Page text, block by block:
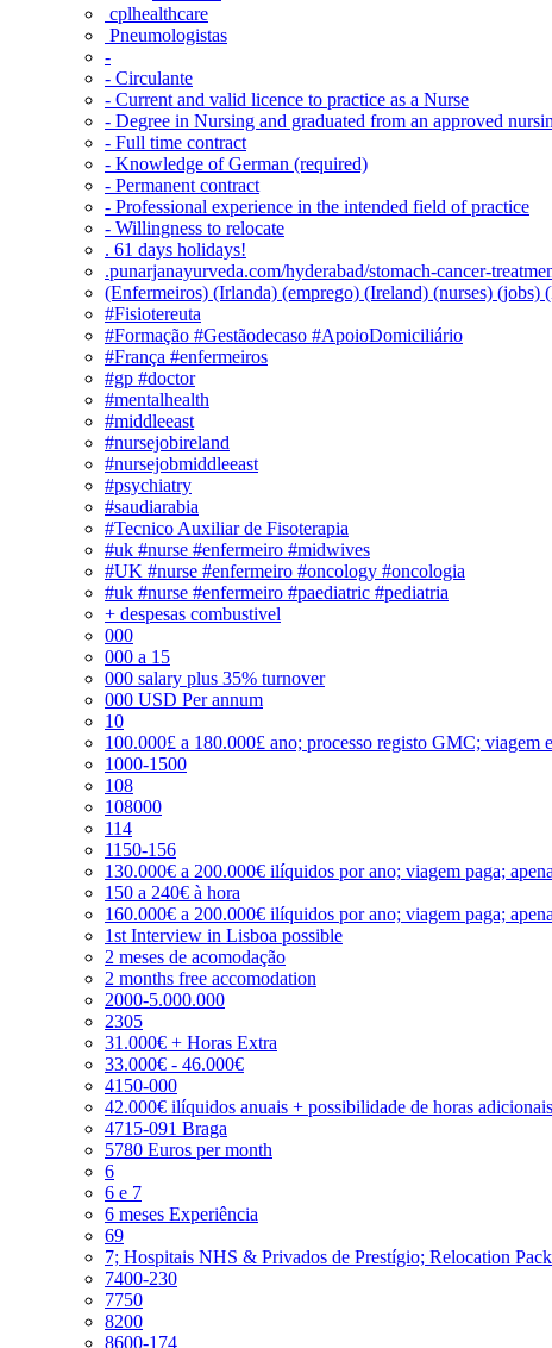
‎ cplhealthcare‬
Pneumologistas
-
- Circulante
- Current and valid licence to practice as a Nurse
- Degree in Nursing and graduated from an approved
- Full time contract
- Knowledge of German (required)
- Permanent contract
- Professional experience in the intended field of practice
- Willingness to relocate
. 61 days holidays!
.punarjanayurveda.com/hyderabad/stomach-cancer-
(Enfermeiros) (Irlanda) (emprego) (Ireland) (nurses) (jobs)
#Fisiotereuta
#Formação #Gestãodecaso #ApoioDomiciliário
#França #enfermeiros
#gp #doctor
#mentalhealth
#middleeast
#nursejobireland
#nursejobmiddleeast
#psychiatry
#saudiarabia
#Tecnico Auxiliar de Fisoterapia
#uk #nurse #enfermeiro #midwives
#UK #nurse #enfermeiro #oncology #oncologia
#uk #nurse #enfermeiro #paediatric #pediatria
+ despesas combustivel
000
000 a 15
000 salary plus 35% turnover
000 USD Per annum
10
100.000£ a 180.000£ ano; processo registo GMC; viagem
1000-1500
108
108000
114
1150-156
130.000€ a 200.000€ ilíquidos por ano; viagem paga;
150 a 240€ à hora
160.000€ a 200.000€ ilíquidos por ano; viagem paga;
1st Interview in Lisboa possible
2 meses de acomodação
2 months free accomodation
2000-5.000.000
2305
31.000€ + Horas Extra
33.000€ - 46.000€
4150-000
42.000€ ilíquidos anuais + possibilidade de horas
4715-091 Braga
5780 Euros per month
6
6 e 7
6 meses Experiência
69
7; Hospitais NHS & Privados de Prestígio; Relocation
7400-230
7750
8200
8600-174